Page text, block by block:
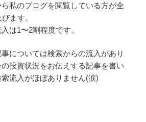
ら私のブログを閲覧している方が全
ます。
は1〜2割程度です。
については検索からの流入があり
投資状況をお伝えする記事を書い
流入がほぼありません(涙)